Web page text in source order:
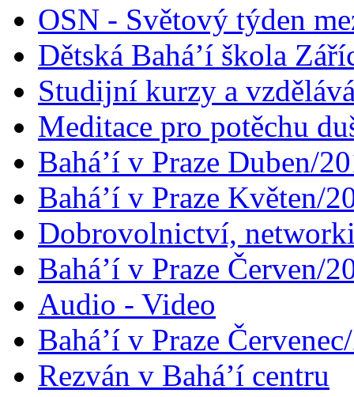
OSN - Světový týden
Dětská Bahá’í škola
Studijní kurzy a
Meditace pro potěchu
Bahá’í v Praze Duben/
Bahá’í v Praze Květen/
Dobrovolnictví,
Bahá’í v Praze Červen/
Audio - Video
Bahá’í v Praze
Rezván v Bahá’í centru